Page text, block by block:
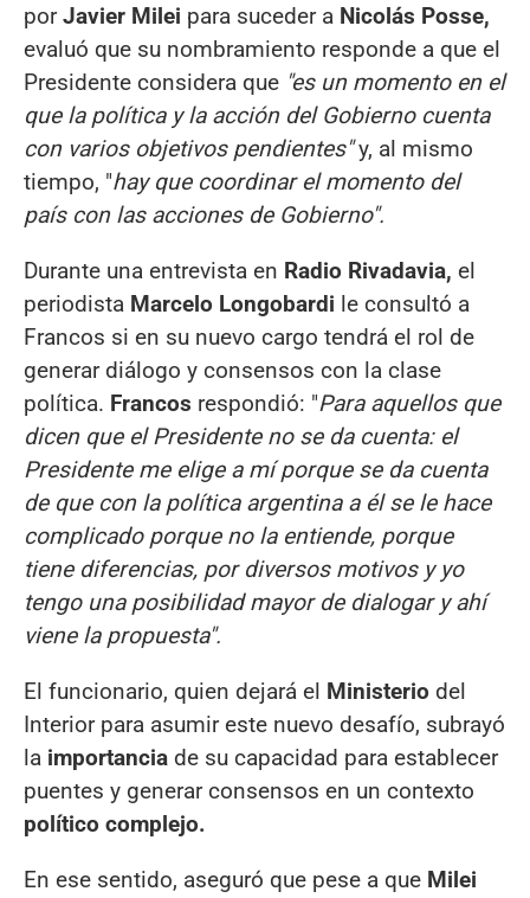
porJavier Milei para suceder a Nicolás Posse,
evaluó que su nombramiento responde a que el
Presidente considera que "es un momento en el
que la política y la acción del Gobierno cuenta
con varios objetivos pendientes"y, al mismo
tiempo, "hay que coordinar el momento del
país con las acciones de Gobierno".
Durante una entrevista en Radio Rivadavia, el
periodista Marcelo Longobardi le consultó a
Francos si en su nuevo cargo tendrá el rol de
generar diálogo y consensos con la clase
política. Francos respondió: "Para aquellos que
dicen que el Presidente no se da cuenta: el
Presidente me elige a mí porque se da cuenta
de que con la política argentina a él se le hace
complicado porque no la entiende, porque
tiene diferencias, por diversos motivos y yo
tengo una posibilidad mayor de dialogar y ahí
viene la propuesta".
El funcionario, quien dejará el Ministerio del
Interior para asumir este nuevo desafío, subrayó
la importancia de su capacidad para establecer
puentes y generar consensos en un contexto
político complejo.
En ese sentido, aseguró que pese a que Milei